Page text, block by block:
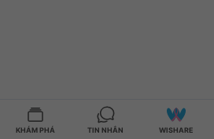
KHÁM PHÁ TIN NHẮN WISHARE